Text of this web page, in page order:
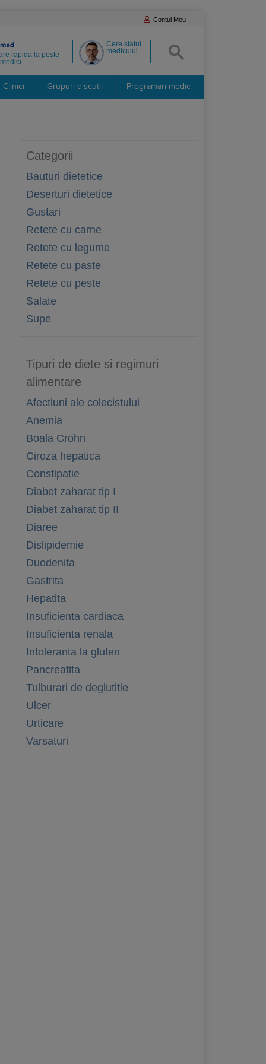
Contul Meu
Cere sfatul
medicului
rapida la peste
Clinici Grupuri discutii Programari medic
Categorii
Bauturi dietetice
Deserturi dietetice
Gustari
Retete cu carne
Retete cu legume
Retete cu paste
Retete cu peste
Salate
Supe
Tipuri de diete si regimuri
alimentare
Afectiuni ale colecistului
Anemia
Boala Crohn
Ciroza hepatica
Constipatie
Diabet zaharat tip I
Diabet zaharat tip II
Diaree
Dislipidemie
Duodenita
Gastrita
Hepatita
Insuficienta cardiaca
Insuficienta renala
Intoleranta la gluten
Pancreatita
Tulburari de deglutitie
Ulcer
Urticare
Varsaturi